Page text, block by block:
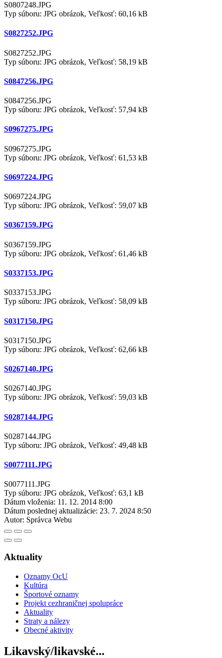
S0807248.JPG
Typ súboru: JPG obrázok, Veľkosť: 60,16 kB
S0827252.JPG
S0827252.JPG
Typ súboru: JPG obrázok, Veľkosť: 58,19 kB
S0847256.JPG
S0847256.JPG
Typ súboru: JPG obrázok, Veľkosť: 57,94 kB
S0967275.JPG
S0967275.JPG
Typ súboru: JPG obrázok, Veľkosť: 61,53 kB
S0697224.JPG
S0697224.JPG
Typ súboru: JPG obrázok, Veľkosť: 59,07 kB
S0367159.JPG
S0367159.JPG
Typ súboru: JPG obrázok, Veľkosť: 61,46 kB
S0337153.JPG
S0337153.JPG
Typ súboru: JPG obrázok, Veľkosť: 58,09 kB
S0317150.JPG
S0317150.JPG
Typ súboru: JPG obrázok, Veľkosť: 62,66 kB
S0267140.JPG
S0267140.JPG
Typ súboru: JPG obrázok, Veľkosť: 59,03 kB
S0287144.JPG
S0287144.JPG
Typ súboru: JPG obrázok, Veľkosť: 49,48 kB
S0077111.JPG
S0077111.JPG
Typ súboru: JPG obrázok, Veľkosť: 63,1 kB
Dátum vloženia: 11. 12. 2014 8:00
Dátum poslednej aktualizácie: 23. 7. 2024 8:50
Autor: Správca Webu
Aktuality
Oznamy OcU
Kultúra
Športové oznamy
Projekt cezhraničnej spolupráce
Aktuality
Straty a nálezy
Obecné aktivity
Likavský/likavské...